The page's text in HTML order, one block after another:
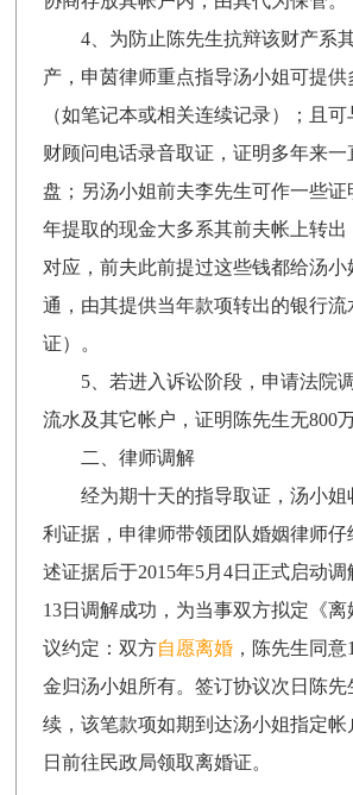
4、为防止陈先生抗辩该财产系
产，申茵律师重点指导汤小姐可提供
（如笔记本或相关连续记录）；且
财顾问电话录音取证，证明多年来
盘；另汤小姐前夫李先生可作一些证
年提取的现金大多系其前夫帐上转
对应，前夫此前提过这些钱都给汤小
通，由其提供当年款项转出的银行
证）。
5、若进入诉讼阶段，申请法院
流水及其它帐户，证明陈先生无800
二、律师调解
经为期十天的指导取证，汤小姐
利证据，申律师带领团队婚姻律师仔
述证据后于2015年5月4日正式启动调
13日调解成功，为当事双方拟定《
议约定：双方自愿离婚，陈先生同意
金归汤小姐所有。签订协议次日陈
续，该笔款项如期到达汤小姐指定帐
日前往民政局领取离婚证。